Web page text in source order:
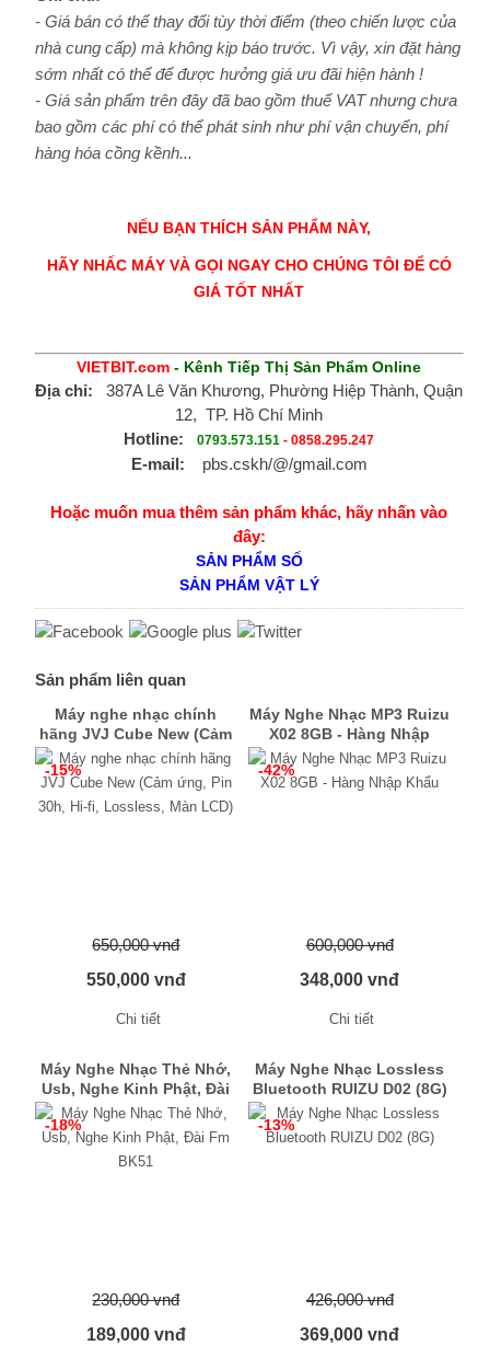
- Giá bán có thể thay đổi tùy thời điểm (theo chiến lược của
nhà cung cấp) mà không kịp báo trước. Vì vậy, xin đặt hàng
sớm nhất có thể để được hưởng giá ưu đãi hiện hành !
- Giá sản phẩm trên đây đã bao gồm thuế VAT nhưng chưa
bao gồm các phí có thể phát sinh như phí vận chuyển, phí
hàng hóa cồng kềnh...
NẾU BẠN THÍCH SẢN PHẨM NÀY,
HÃY NHẤC MÁY VÀ GỌI NGAY CHO CHÚNG TÔI ĐỂ CÓ
GIÁ TỐT NHẤT
VIETBIT.com - Kênh Tiếp Thị Sản Phẩm Online
Địa chỉ: 387A Lê Văn Khương, Phường Hiệp Thành, Quận
12, TP. Hồ Chí Minh
Hotline:
0793.573.151 -0858.295.247
E-mail: pbs.cskh/@/gmail.com
Hoặc muốn mua thêm sản phẩm khác, hãy nhấn vào
đây:
SẢN PHẨM SỐ
SẢN PHẨM VẬT LÝ
Sản phẩm liên quan
Máy nghe nhạc chính
hãng JVJ Cube New (Cảm
ứng, Pin 30h, Hi-fi,
Lossless, Màn LCD)
-15%
650,000 vnđ
550,000 vnđ
Chi tiết
Máy Nghe Nhạc MP3 Ruizu
X02 8GB - Hàng Nhập
Khẩu
-42%
600,000 vnđ
348,000 vnđ
Chi tiết
Máy Nghe Nhạc Thẻ Nhớ,
Usb, Nghe Kinh Phật, Đài
Fm BK51
-18%
230,000 vnđ
189,000 vnđ
Máy Nghe Nhạc Lossless
Bluetooth RUIZU D02 (8G)
-13%
426,000 vnđ
369,000 vnđ